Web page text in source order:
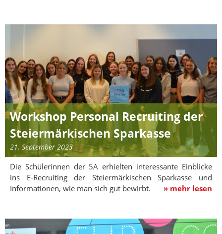
Workshop Personal Recruiting der
Steiermärkischen Sparkasse
21. September 2023
Die Schülerinnen der 5A erhielten interessante Einblicke
ins E-Recruiting der Steiermärkischen Sparkasse und
Informationen, wie man sich gut bewirbt.
» mehr lesen